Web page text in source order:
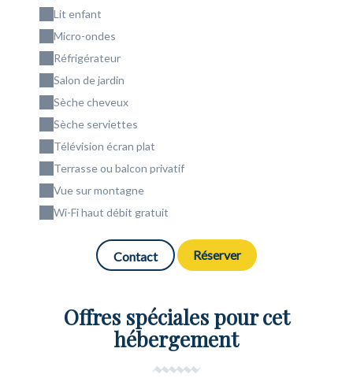
Lit enfant
Micro-ondes
Réfrigérateur
Salon de jardin
Sèche cheveux
Sèche serviettes
Télévision écran plat
Terrasse ou balcon privatif
Vue sur montagne
Wi-Fi haut débit gratuit
Contact Réserver
Offres spéciales pour cet
hébergement